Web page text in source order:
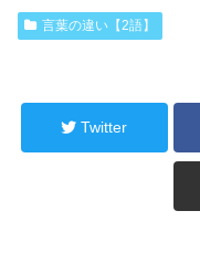
言葉の違い【2語】
Twitter